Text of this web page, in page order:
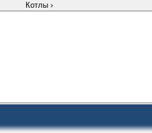
Котлы ›